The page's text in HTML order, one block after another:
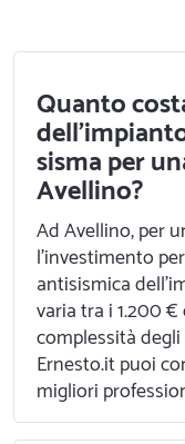
Quanto
sisma per
Avellino?
Ad Avellino, per
l'investimento
antisismica
varia tra i 1.200
complessità
Ernesto.it puoi
migliori